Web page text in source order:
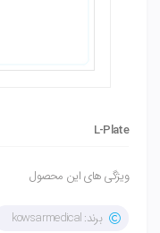
L-Plate
ویژگی های این محصول
برند: kowsarmedical